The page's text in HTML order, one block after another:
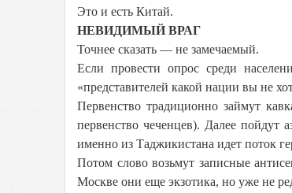
Это и есть Китай.
НЕВИДИМЫЙ ВРАГ
Точнее сказать — не замечаемый.
Если провести опрос среди
«представителей какой нации вы не
Первенство традиционно займут
первенство чеченцев). Далее пойдут
именно из Таджикистана идет поток
Потом слово возьмут записные
Москве они еще экзотика, но уже не